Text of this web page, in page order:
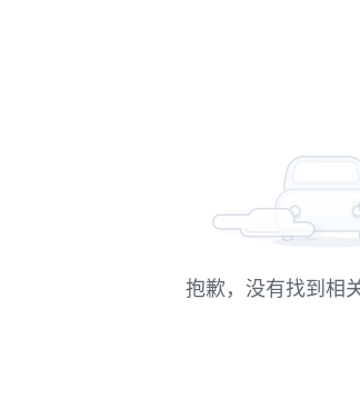
抱歉，没有找到相